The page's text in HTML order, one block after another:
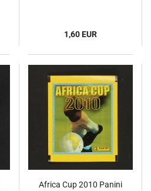
1,60 EUR
Africa Cup 2010 Panini